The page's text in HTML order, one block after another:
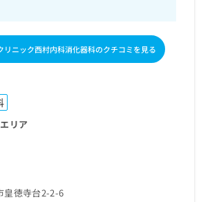
リニック西村内科消化器科のクチコミを見る
リア
皇徳寺台2-2-6